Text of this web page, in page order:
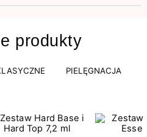
produkty
PIELĘGNACJA